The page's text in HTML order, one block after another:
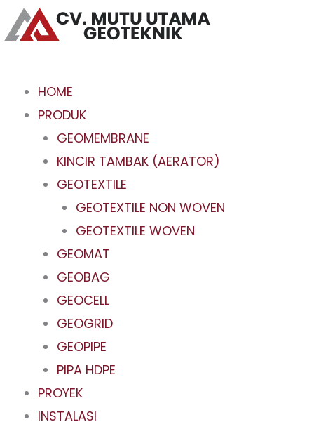
Skip
to
HOME
PRODUK
GEOMEMBRANE
KINCIR TAMBAK (AERATOR)
GEOTEXTILE
GEOTEXTILE NON WOVEN
GEOTEXTILE WOVEN
GEOMAT
GEOBAG
GEOCELL
GEOGRID
GEOPIPE
PIPA HDPE
PROYEK
INSTALASI